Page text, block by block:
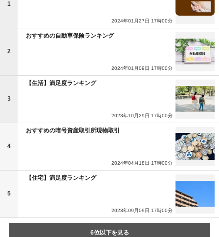
1
2024年01月27日 17時00分
2
おすすめの自動車保険ランキング
2024年01月09日 17時00分
3
【生活】満足度ランキング
2023年10月29日 17時00分
4
おすすめの暗号資産取引所現物取引
2024年04月18日 17時00分
5
【住宅】満足度ランキング
2023年09月09日 17時00分
6位以下を見る